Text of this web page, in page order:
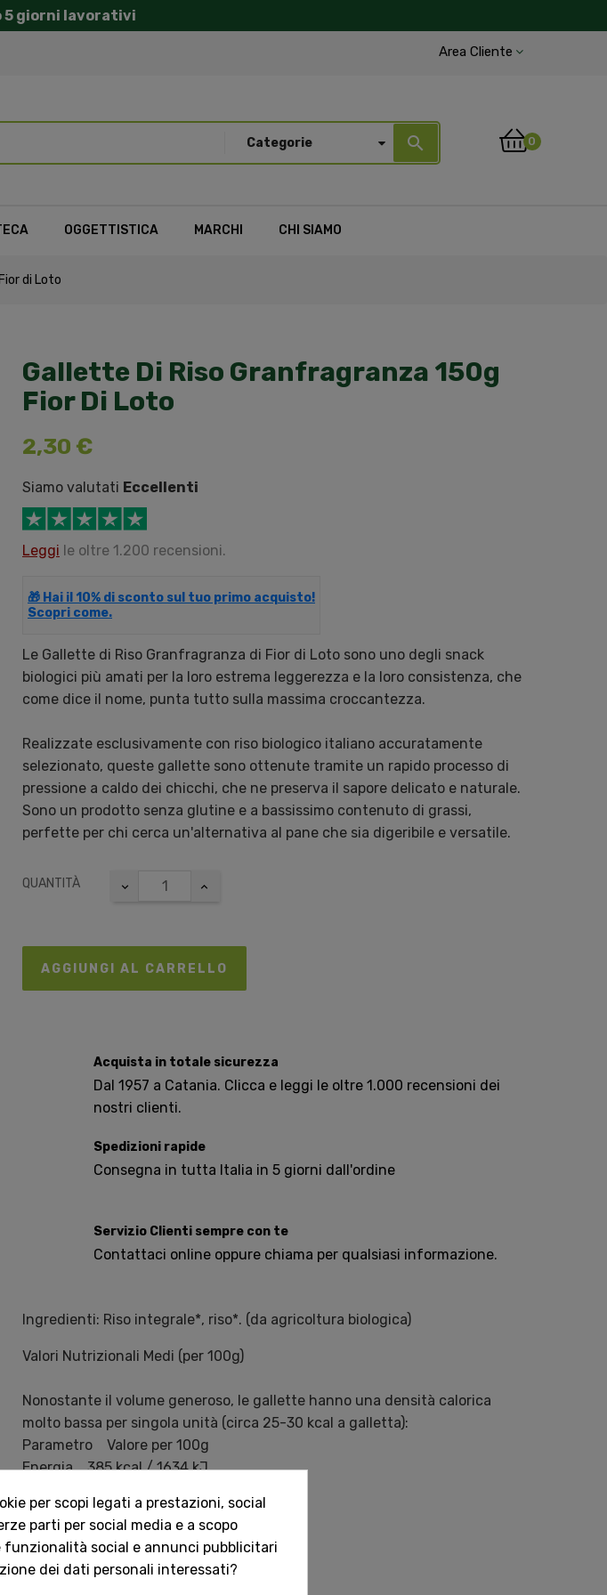
5 giorni lavorativi
Area Cliente
Categorie search 0
OGGETTISTICA MARCHI CHI SIAMO
di Loto
Gallette Di Riso Granfragranza 150g
Fior Di Loto
2,30 €
Siamo valutati Eccellenti
Leggi le oltre 1.200 recensioni.
🎁 Hai il 10% di sconto sul tuo primo acquisto!
Scopri come.
Le Gallette di Riso Granfragranza di Fior di Loto sono uno degli snack
biologici più amati per la loro estrema leggerezza e la loro consistenza, che
come dice il nome, punta tutto sulla massima croccantezza.
Realizzate esclusivamente con riso biologico italiano accuratamente
selezionato, queste gallette sono ottenute tramite un rapido processo di
pressione a caldo dei chicchi, che ne preserva il sapore delicato e naturale.
Sono un prodotto senza glutine e a bassissimo contenuto di grassi,
perfette per chi cerca un'alternativa al pane che sia digeribile e versatile.
QUANTITÀ
AGGIUNGI AL CARRELLO
Acquista in totale sicurezza
Dal 1957 a Catania. Clicca e leggi le oltre 1.000 recensioni dei
nostri clienti.
Spedizioni rapide
Consegna in tutta Italia in 5 giorni dall'ordine
Servizio Clienti sempre con te
Contattaci online oppure chiama per qualsiasi informazione.
Ingredienti: Riso integrale*, riso*. (da agricoltura biologica)
Valori Nutrizionali Medi (per 100g)
Nonostante il volume generoso, le gallette hanno una densità calorica
molto bassa per singola unità (circa 25-30 kcal a galletta):
Parametro Valore per 100g
Energia 385 kcal / 1634 kJ
di cui acidi grassi saturi 0,3 g
Carboidrati 86,0 g
di cui zuccheri 0,5 g
Fibre 1,5 g
per scopi legati a prestazioni, social
parti per social media e a scopo
social e annunci pubblicitari
dei dati personali interessati?